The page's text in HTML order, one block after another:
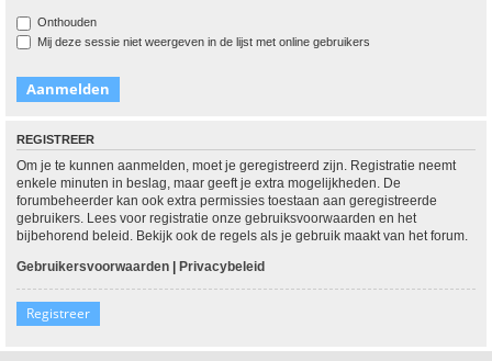
Onthouden
Mij deze sessie niet weergeven in de lijst met online gebruikers
REGISTREER
Om je te kunnen aanmelden, moet je geregistreerd zijn. Registratie neemt
enkele minuten in beslag, maar geeft je extra mogelijkheden. De
forumbeheerder kan ook extra permissies toestaan aan geregistreerde
gebruikers. Lees voor registratie onze gebruiksvoorwaarden en het
bijbehorend beleid. Bekijk ook de regels als je gebruik maakt van het forum.
Gebruikersvoorwaarden | Privacybeleid
Registreer